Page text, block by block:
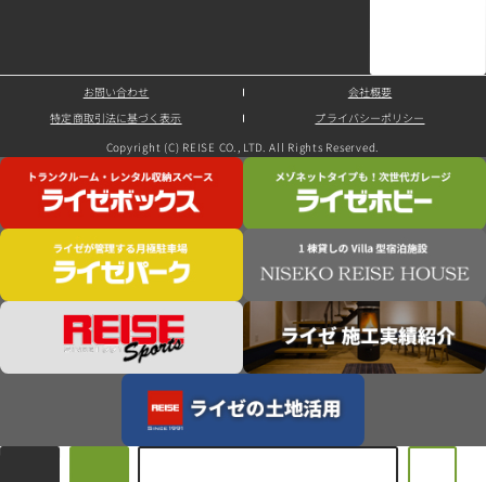
お問い合わせ 会社概要
特定商取引法に基づく表示 プライバシーポリシー
Copyright (C) REISE CO., LTD. All Rights Reserved.